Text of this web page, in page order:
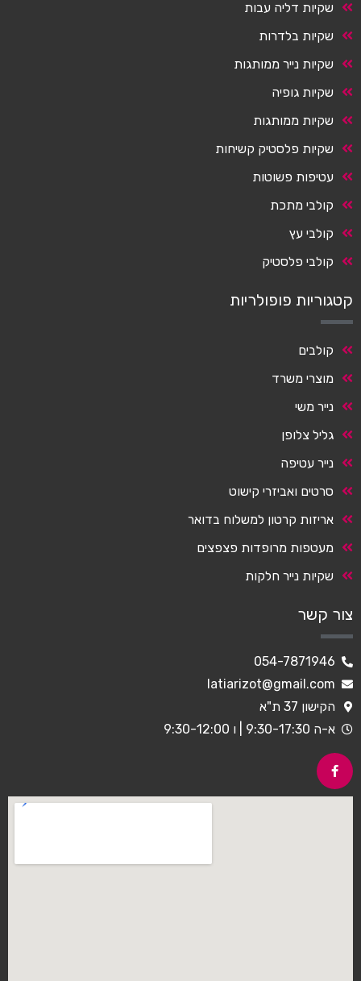
שקיות דליה עבות
שקיות בלדרות
שקיות נייר ממותגות
שקיות גופיה
שקיות ממותגות
שקיות פלסטיק קשיחות
עטיפות פשוטות
קולבי מתכת
קולבי עץ
קולבי פלסטיק
קטגוריות פופולריות
קולבים
מוצרי משרד
נייר משי
גליל צלופן
נייר עטיפה
סרטים ואביזרי קישוט
אריזות קרטון למשלוח בדואר
מעטפות מרופדות פצפצים
שקיות נייר חלקות
צור קשר
054-7871946
latiarizot@gmail.com
הקישון 37 ת"א
א-ה 9:30-17:30 | ו 9:30-12:00